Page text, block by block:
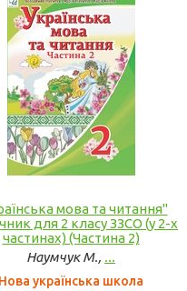
мова та читання"
для 2 класу ЗЗСО (у 2-х
частинах) (Частина 2)
Наумчук М., ...
Нова українська школа